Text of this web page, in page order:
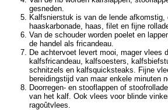
gesneden.
Kalfsnierstuk is van de lende afkomstig,
haaskarbonade, haas, filet en fijne
Van de schouder worden poelet en
de handel als fricandeau.
De achtervoet levert mooi, mager vlees
kalfsfricandeau, kalfsoesters,
schnitzels en kalfsquicksteaks. Fijne
bereidingstijd van maar enkele minuten
Doorregen- en stooflappen of
van het kalf. Ook vlees voor blinde
ragoûtvlees.